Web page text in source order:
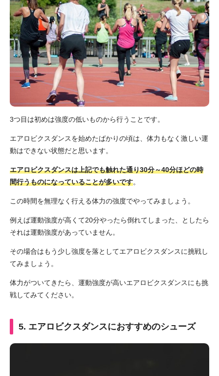
3つ目は初めは強度の低いものから行うことです。
エアロビクスダンスを始めたばかりの頃は、体力もなく激しい運
動はできない状態だと思います。
エアロビクスダンスは上記でも触れた通り30分～40分ほどの時
間行うものになっていることが多いです。
この時間を無理なく行える体力の強度でやってみましょう。
例えば運動強度が高くて20分やったら倒れてしまった、としたら
それは運動強度があっていません。
その場合はもう少し強度を落としてエアロビクスダンスに挑戦し
てみましょう。
体力がついてきたら、運動強度が高いエアロビクスダンスにも挑
戦してみてください。
5. エアロビクスダンスにおすすめのシューズ